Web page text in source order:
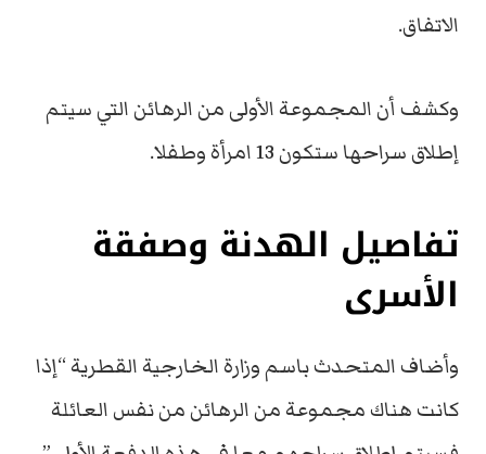
الاتفاق.
وكشف أن المجموعة الأولى من الرهائن التي سيتم
إطلاق سراحها ستكون 13 امرأة وطفلا.
تفاصيل الهدنة وصفقة
الأسرى
وأضاف المتحدث باسم وزارة الخارجية القطرية “إذا
كانت هناك مجموعة من الرهائن من نفس العائلة